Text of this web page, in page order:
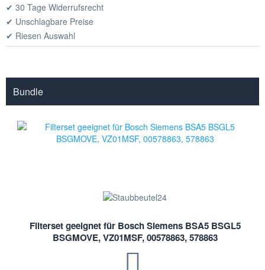
✔ 30 Tage Widerrufsrecht
✔ Unschlagbare Preise
✔ Riesen Auswahl
Bundle
Filterset geeignet für Bosch Siemens BSA5 BSGL5
BSGMOVE, VZ01MSF, 00578863, 578863